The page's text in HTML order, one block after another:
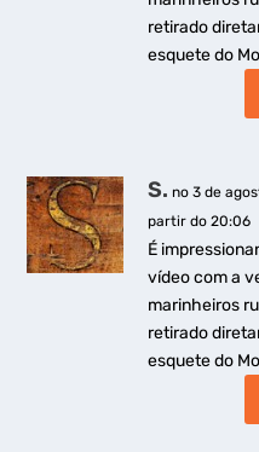
retirado
esquete do
S. no 3 de
partir do 20:06
É
vídeo com a
marinheiros
retirado
esquete do